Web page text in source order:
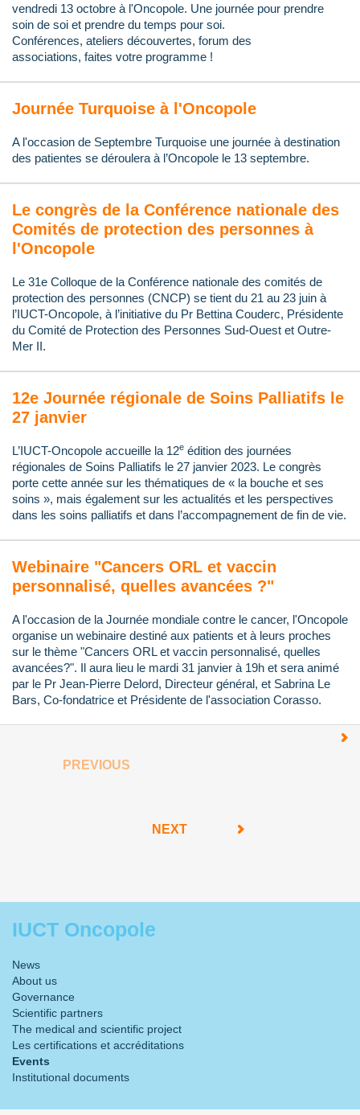
vendredi 13 octobre à l'Oncopole. Une journée pour prendre
soin de soi et prendre du temps pour soi.
Conférences, ateliers découvertes, forum des
associations, faites votre programme !
Journée Turquoise à l'Oncopole
A l'occasion de Septembre Turquoise une journée à destination
des patientes se déroulera à l’Oncopole le 13 septembre.
Le congrès de la Conférence nationale des
Comités de protection des personnes à
l'Oncopole
Le 31e Colloque de la Conférence nationale des comités de
protection des personnes (CNCP) se tient du 21 au 23 juin à
l’IUCT-Oncopole, à l’initiative du Pr Bettina Couderc, Présidente
du Comité de Protection des Personnes Sud-Ouest et Outre-
Mer II.
12e Journée régionale de Soins Palliatifs le
27 janvier
L’IUCT-Oncopole accueille la 12e édition des journées
régionales de Soins Palliatifs le 27 janvier 2023. Le congrès
porte cette année sur les thématiques de « la bouche et ses
soins », mais également sur les actualités et les perspectives
dans les soins palliatifs et dans l’accompagnement de fin de vie.
Webinaire "Cancers ORL et vaccin
personnalisé, quelles avancées ?"
A l'occasion de la Journée mondiale contre le cancer, l'Oncopole
organise un webinaire destiné aux patients et à leurs proches
sur le thème "Cancers ORL et vaccin personnalisé, quelles
avancées?". Il aura lieu le mardi 31 janvier à 19h et sera animé
par le Pr Jean-Pierre Delord, Directeur général, et Sabrina Le
Bars, Co-fondatrice et Présidente de l'association Corasso.
PREVIOUS
NEXT
IUCT Oncopole
News
About us
Governance
Scientific partners
The medical and scientific project
Les certifications et accréditations
Events
Institutional documents